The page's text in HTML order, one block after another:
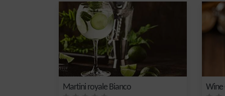
Martini royale Bianco Wine